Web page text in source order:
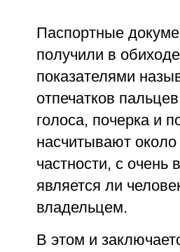
Паспортные
получили в
показателями
отпечатков
голоса, почерка и
насчитывают
частности, с
является ли
владельцем.
В этом и